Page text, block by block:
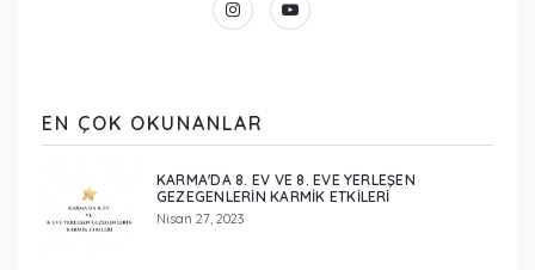
EN ÇOK OKUNANLAR
KARMA'DA 8. EV VE 8. EVE YERLEŞEN
GEZEGENLERİN KARMİK ETKİLERİ
Nisan 27, 2023